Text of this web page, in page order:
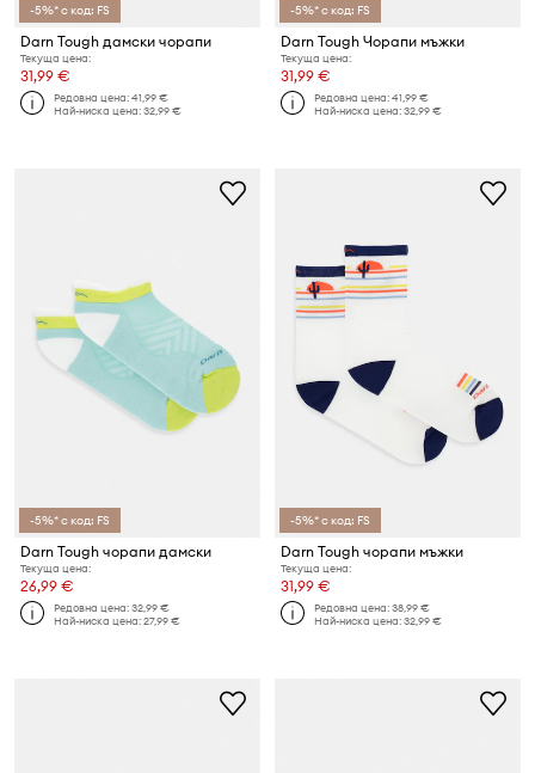
-5%* с код: FS
Darn Tough дамски чорапи
Текуща цена:
31,99 €
Редовна цена:41,99 €
Най-ниска цена:32,99 €
-5%* с код: FS
Darn Tough Чорапи мъжки
Текуща цена:
31,99 €
Редовна цена:41,99 €
Най-ниска цена:32,99 €
-5%* с код: FS
Darn Tough чорапи дамски
Текуща цена:
26,99 €
Редовна цена:32,99 €
Най-ниска цена:27,99 €
-5%* с код: FS
Darn Tough чорапи мъжки
Текуща цена:
31,99 €
Редовна цена:38,99 €
Най-ниска цена:32,99 €